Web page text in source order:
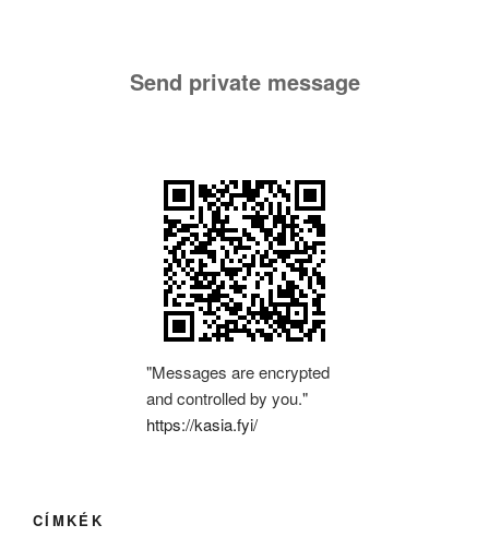
Send private message
"Messages are encrypted
and controlled by you."
https://kasia.fyi/
CÍMKÉK